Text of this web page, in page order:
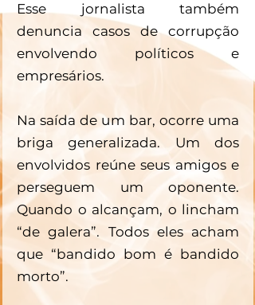
Esse jornalista também
denuncia casos de corrupção
envolvendo políticos e
empresários.
Na saída de um bar, ocorre uma
briga generalizada. Um dos
envolvidos reúne seus amigos e
perseguem um oponente.
Quando o alcançam, o lincham
“de galera”. Todos eles acham
que “bandido bom é bandido
morto”.